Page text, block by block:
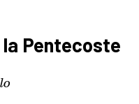
la Pentecoste